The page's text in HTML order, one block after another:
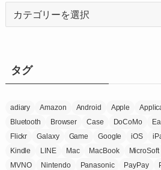
ータグ
adiary Amazon Android Apple
Bluetooth
Browser Case DoCoMo
Flickr
Galaxy Game Google iOS
Kindle
LINE Mac MacBook MicroSoft
MVNO
Nintendo Panasonic PayPay